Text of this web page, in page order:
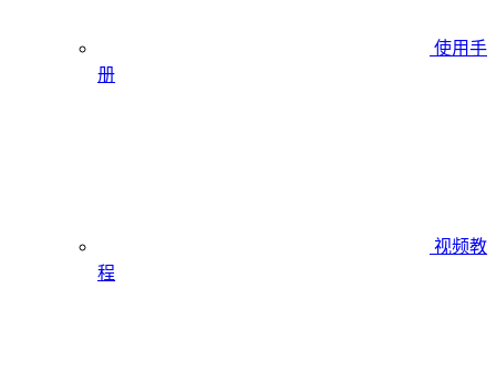
使用手
册
视频教
程